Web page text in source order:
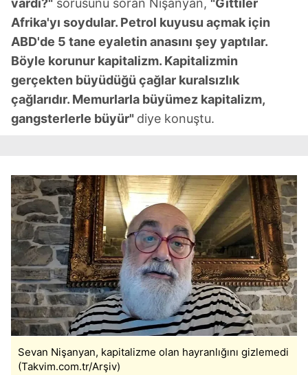
vardı?" sorusunu soran Nişanyan, "Gittiler
Afrika'yı soydular. Petrol kuyusu açmak için
ABD'de 5 tane eyaletin anasını şey yaptılar.
Böyle korunur kapitalizm. Kapitalizmin
gerçekten büyüdüğü çağlar kuralsızlık
çağlarıdır. Memurlarla büyümez kapitalizm,
gangsterlerle büyür" diye konuştu.
Sevan Nişanyan, kapitalizme olan hayranlığını gizlemedi
(Takvim.com.tr/Arşiv)